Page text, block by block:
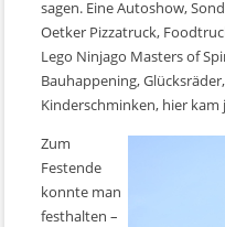
sagen. Eine Autoshow,
Oetker Pizzatruck,
Lego Ninjago Masters of
Bauhappening,
Kinderschminken, hier kam
Zum
Festende
konnte man
festhalten –